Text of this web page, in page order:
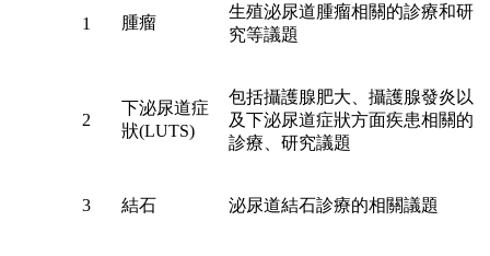
1 腫瘤
生殖泌尿道腫瘤相關的診療和研
究等議題
2
下泌尿道症
狀(LUTS)
包括攝護腺肥大、攝護腺發炎以
及下泌尿道症狀方面疾患相關的
診療、研究議題
3 結石 泌尿道結石診療的相關議題